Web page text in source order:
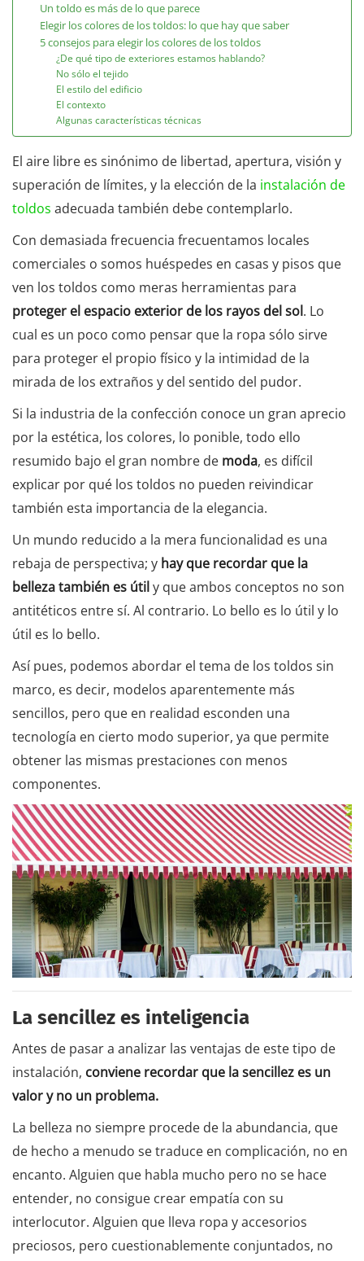
Un toldo es más de lo que parece
Elegir los colores de los toldos: lo que hay que saber
5 consejos para elegir los colores de los toldos
¿De qué tipo de exteriores estamos hablando?
No sólo el tejido
El estilo del edificio
El contexto
Algunas características técnicas
El aire libre es sinónimo de libertad, apertura, visión y
superación de límites, y la elección de la instalación de
toldos adecuada también debe contemplarlo.
Con demasiada frecuencia frecuentamos locales
comerciales o somos huéspedes en casas y pisos que
ven los toldos como meras herramientas para
proteger el espacio exterior de los rayos del sol. Lo
cual es un poco como pensar que la ropa sólo sirve
para proteger el propio físico y la intimidad de la
mirada de los extraños y del sentido del pudor.
Si la industria de la confección conoce un gran aprecio
por la estética, los colores, lo ponible, todo ello
resumido bajo el gran nombre de moda, es difícil
explicar por qué los toldos no pueden reivindicar
también esta importancia de la elegancia.
Un mundo reducido a la mera funcionalidad es una
rebaja de perspectiva; y hay que recordar que la
belleza también es útily que ambos conceptos no son
antitéticos entre sí. Al contrario. Lo bello es lo útil y lo
útil es lo bello.
Así pues, podemos abordar el tema de los toldos sin
marco, es decir, modelos aparentemente más
sencillos, pero que en realidad esconden una
tecnología en cierto modo superior, ya que permite
obtener las mismas prestaciones con menos
componentes.
La sencillez es inteligencia
Antes de pasar a analizar las ventajas de este tipo de
instalación, conviene recordar que la sencillez es un
valor y no un problema.
La belleza no siempre procede de la abundancia, que
de hecho a menudo se traduce en complicación, no en
encanto. Alguien que habla mucho pero no se hace
entender, no consigue crear empatía con su
interlocutor. Alguien que lleva ropa y accesorios
preciosos, pero cuestionablemente conjuntados, no